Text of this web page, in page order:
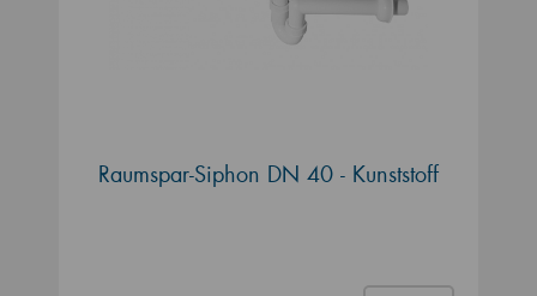
Raumspar-Siphon DN 40 - Kunststoff